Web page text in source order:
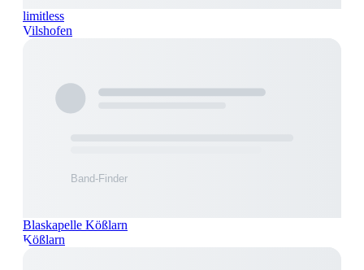
limitless
Vilshofen
Blaskapelle Kößlarn
Kößlarn